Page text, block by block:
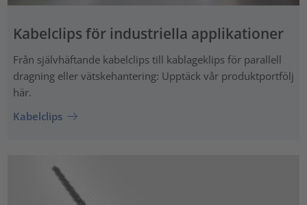
Kabelclips för industriella applikationer
Från självhäftande kabelclips till kablageklips för parallell
dragning eller vätskehantering: Upptäck vår produktportfölj
här.
Kabelclips